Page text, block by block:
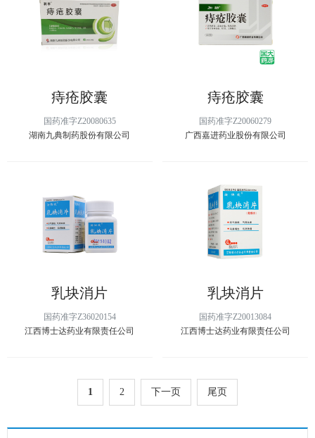
痔疮胶囊
国药准字Z20080635
湖南九典制药股份有限公司
痔疮胶囊
国药准字Z20060279
广西嘉进药业股份有限公司
乳块消片
国药准字Z36020154
江西博士达药业有限责任公司
乳块消片
国药准字Z20013084
江西博士达药业有限责任公司
1 2 下一页 尾页